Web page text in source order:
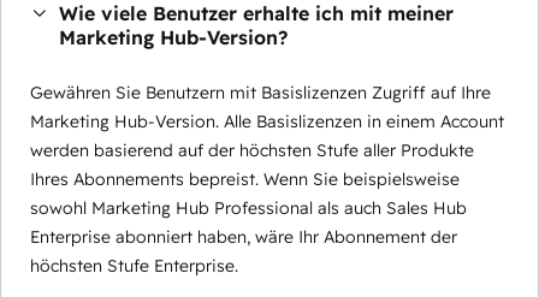
Wie viele Benutzer erhalte ich mit meiner
Marketing Hub-Version?
Gewähren Sie Benutzern mit Basislizenzen Zugriff auf Ihre
Marketing Hub-Version. Alle Basislizenzen in einem Account
werden basierend auf der höchsten Stufe aller Produkte
Ihres Abonnements bepreist. Wenn Sie beispielsweise
sowohl Marketing Hub Professional als auch Sales Hub
Enterprise abonniert haben, wäre Ihr Abonnement der
höchsten Stufe Enterprise.